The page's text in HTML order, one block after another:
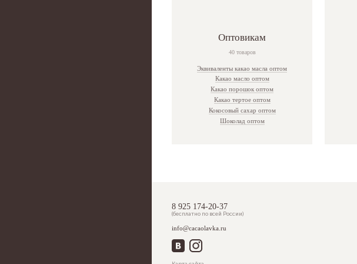
Оптовикам
40 товаров
Эквиваленты какао масла оптом
Какао масло оптом
Какао порошок оптом
Какао тертое оптом
Кокосовый сахар оптом
Шоколад оптом
8 925 174-20-37
(бесплатно по всей России)
info@cacaolavka.ru